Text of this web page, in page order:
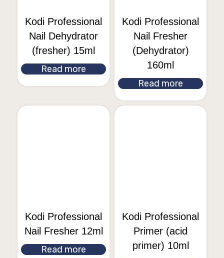
Kodi Professional
Nail Dehydrator
(fresher) 15ml
Read more
Kodi Professional
Nail Fresher
(Dehydrator)
160ml
Read more
Kodi Professional
Nail Fresher 12ml
Read more
Kodi Professional
Primer (acid
primer) 10ml